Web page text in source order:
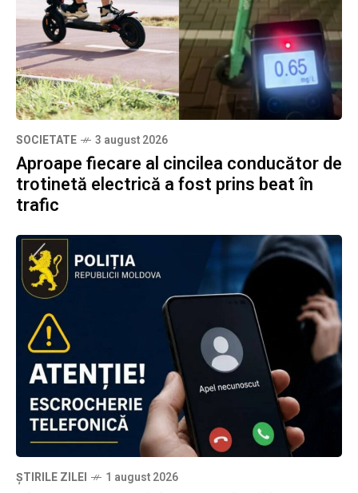
SOCIETATE 3 august 2026
Aproape fiecare al cincilea conducător de
trotinetă electrică a fost prins beat în
trafic
ȘTIRILE ZILEI 1 august 2026